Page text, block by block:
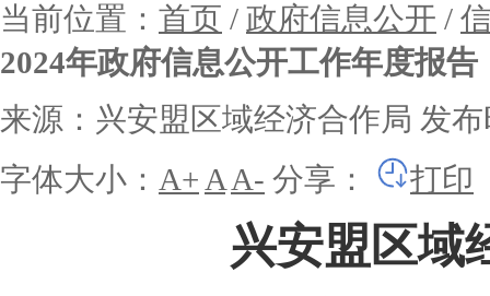
当前位置： 首页 / 政府信息公开 /
2024年政府信息公开工作年度报告
来源：兴安盟区域经济合作局 发布
字体大小： A+ A A- 分享： 打印
兴安盟区域